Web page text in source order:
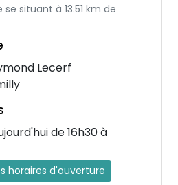
situant à 13.51 km de
Lecerf
de 16h30 à
horaires d'ouverture